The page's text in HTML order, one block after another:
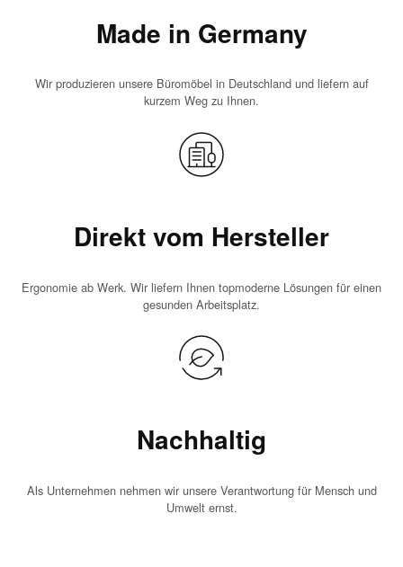
Made in Germany
Wir produzieren unsere Büromöbel in Deutschland und liefern auf
kurzem Weg zu Ihnen.
Direkt vom Hersteller
Ergonomie ab Werk. Wir liefern Ihnen topmoderne Lösungen für einen
gesunden Arbeitsplatz.
Nachhaltig
Als Unternehmen nehmen wir unsere Verantwortung für Mensch und
Umwelt ernst.